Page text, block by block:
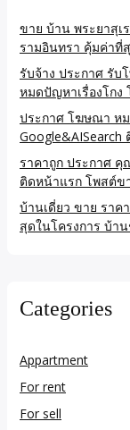
ขาย บ้าน พระยาสุเ
รามอินทรา คุ้มค่าที่
รับจ้าง ประกาศ รับ
หมดปัญหาเรื่องโก
ประกาศ โฆษณา ห
Google&AISearch
ราคาถูก ประกาศ คุ
ติดหน้าแรก โพสต์ข
บ้านเดี่ยว ขาย ราค
สุดในโครงการ บ้า
Categories
Appartment
For rent
For sell